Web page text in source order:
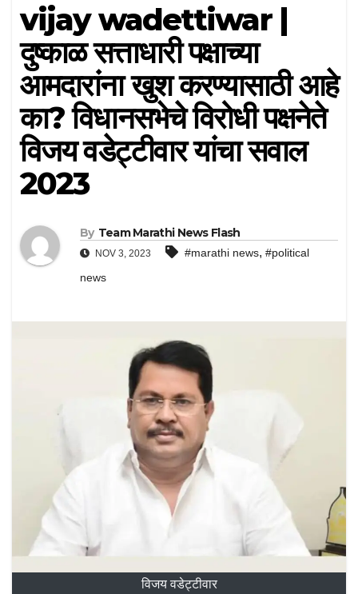
vijay wadettiwar |
दुष्काळ सत्ताधारी पक्षाच्या
आमदारांना खुश करण्यासाठी आहे
का? विधानसभेचे विरोधी पक्षनेते
विजय वडेट्टीवार यांचा सवाल
2023
By Team Marathi News Flash
NOV 3, 2023 #marathi news, #political
news
विजय वडेट्टीवार